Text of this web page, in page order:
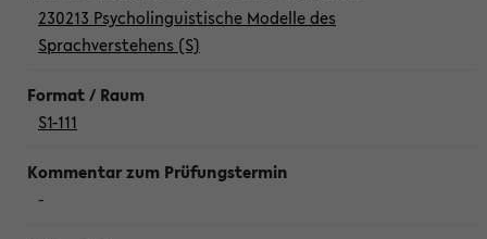
230213 Psycholinguistische Modelle des
Sprachverstehens (S)
S1-111
-